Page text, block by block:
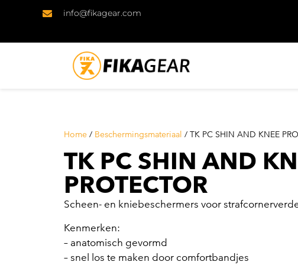
info@fikagear.com
Home/ Beschermingsmateriaal / TK PC SHIN AND KNEE
TK PC SHIN AND
PROTECTOR
Scheen- en kniebeschermers voor
Kenmerken:
– anatomisch gevormd
– snel los te maken door comfortbandjes